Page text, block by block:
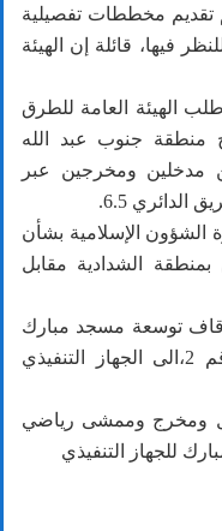
تقديم مخططات تفصيلية
فيها، قائلة إن الهيئة
الهيئة العامة للطرق
ومخارج منطقة جنوب عبد الله
مدخلين ومخرجين عبر
6.5.
الشؤون الإسلامية بشأن
الشدادية مقابل
توسعة مسجد مبارك
الزعبي بمنطقة الفردوس، قطعة رقم 2،الى الجهاز التنفيذي
ومخرج وممشى رياضي
للجهاز التنفيذي